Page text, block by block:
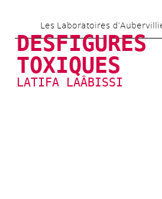
au
contenu
principal
Les Laboratoires
DESFIGURES
TOXIQUES
LATIFA LAÂBISSI